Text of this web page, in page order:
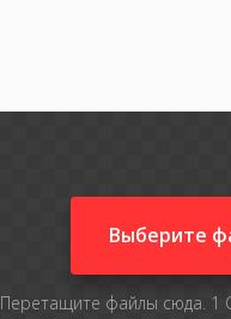
Выберите
Перетащите файлы сюда. 1